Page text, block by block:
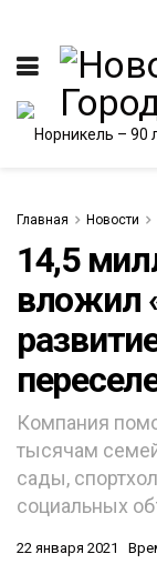
Главная Новости
14,5
вложил
Компания
тысячам
сады,
социальных
22 января 2021